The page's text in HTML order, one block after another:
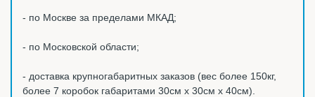
- по Москве за пределами МКАД;
- по Московской области;
- доставка крупногабаритных заказов (вес более 150кг,
более 7 коробок габаритами 30см х 30см х 40см).